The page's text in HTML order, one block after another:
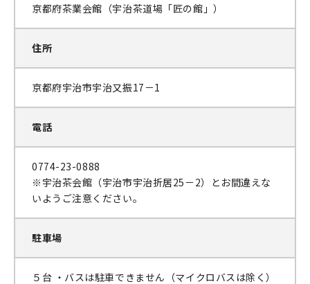
京都府茶業会館（宇治茶道場「匠の館」）
住所
京都府宇治市宇治又振17－1
電話
0774-23-0888
※宇治茶会館（宇治市宇治折居25－2）とお間違えな
いようご注意ください。
駐車場
５台 ・バスは駐車できません（マイクロバスは除く）